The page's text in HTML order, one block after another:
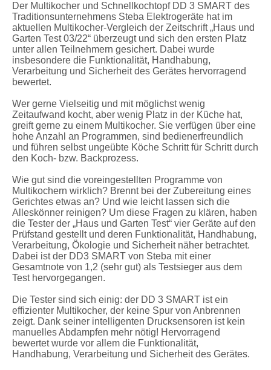
Der Multikocher und Schnellkochtopf DD 3 SMART des
Traditionsunternehmens Steba Elektrogeräte hat im
aktuellen Multikocher-Vergleich der Zeitschrift „Haus und
Garten Test 03/22“ überzeugt und sich den ersten Platz
unter allen Teilnehmern gesichert. Dabei wurde
insbesondere die Funktionalität, Handhabung,
Verarbeitung und Sicherheit des Gerätes hervorragend
bewertet.
Wer gerne Vielseitig und mit möglichst wenig
Zeitaufwand kocht, aber wenig Platz in der Küche hat,
greift gerne zu einem Multikocher. Sie verfügen über eine
hohe Anzahl an Programmen, sind bedienerfreundlich
und führen selbst ungeübte Köche Schritt für Schritt durch
den Koch- bzw. Backprozess.
Wie gut sind die voreingestellten Programme von
Multikochern wirklich? Brennt bei der Zubereitung eines
Gerichtes etwas an? Und wie leicht lassen sich die
Alleskönner reinigen? Um diese Fragen zu klären, haben
die Tester der „Haus und Garten Test“ vier Geräte auf den
Prüfstand gestellt und deren Funktionalität, Handhabung,
Verarbeitung, Ökologie und Sicherheit näher betrachtet.
Dabei ist der DD3 SMART von Steba mit einer
Gesamtnote von 1,2 (sehr gut) als Testsieger aus dem
Test hervorgegangen.
Die Tester sind sich einig: der DD 3 SMART ist ein
effizienter Multikocher, der keine Spur von Anbrennen
zeigt. Dank seiner intelligenten Drucksensoren ist kein
manuelles Abdampfen mehr nötig! Hervorragend
bewertet wurde vor allem die Funktionalität,
Handhabung, Verarbeitung und Sicherheit des Gerätes.